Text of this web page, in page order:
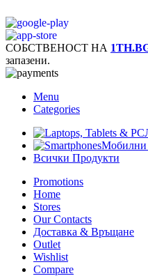
СОБСТВЕНОСТ НА
запазени.
Menu
Categories
Мобилни
Всички Продукти
Promotions
Home
Stores
Our Contacts
Доставка & Връщане
Outlet
Wishlist
Compare